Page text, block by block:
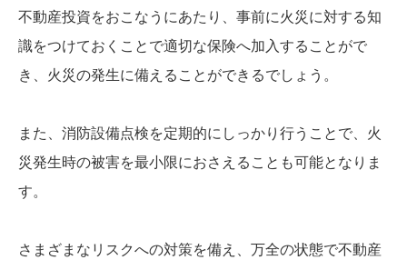
不動産投資をおこなうにあたり、事前に火災に対する知
識をつけておくことで適切な保険へ加入することがで
き、火災の発生に備えることができるでしょう。
また、消防設備点検を定期的にしっかり行うことで、火
災発生時の被害を最小限におさえることも可能となりま
す。
さまざまなリスクへの対策を備え、万全の状態で不動産